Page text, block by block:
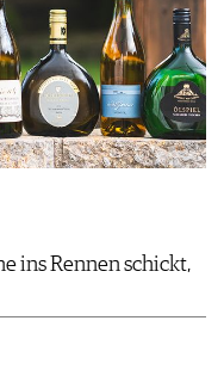
ins Rennen schickt,